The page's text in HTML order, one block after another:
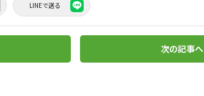
LINEで送る
次の記事へ